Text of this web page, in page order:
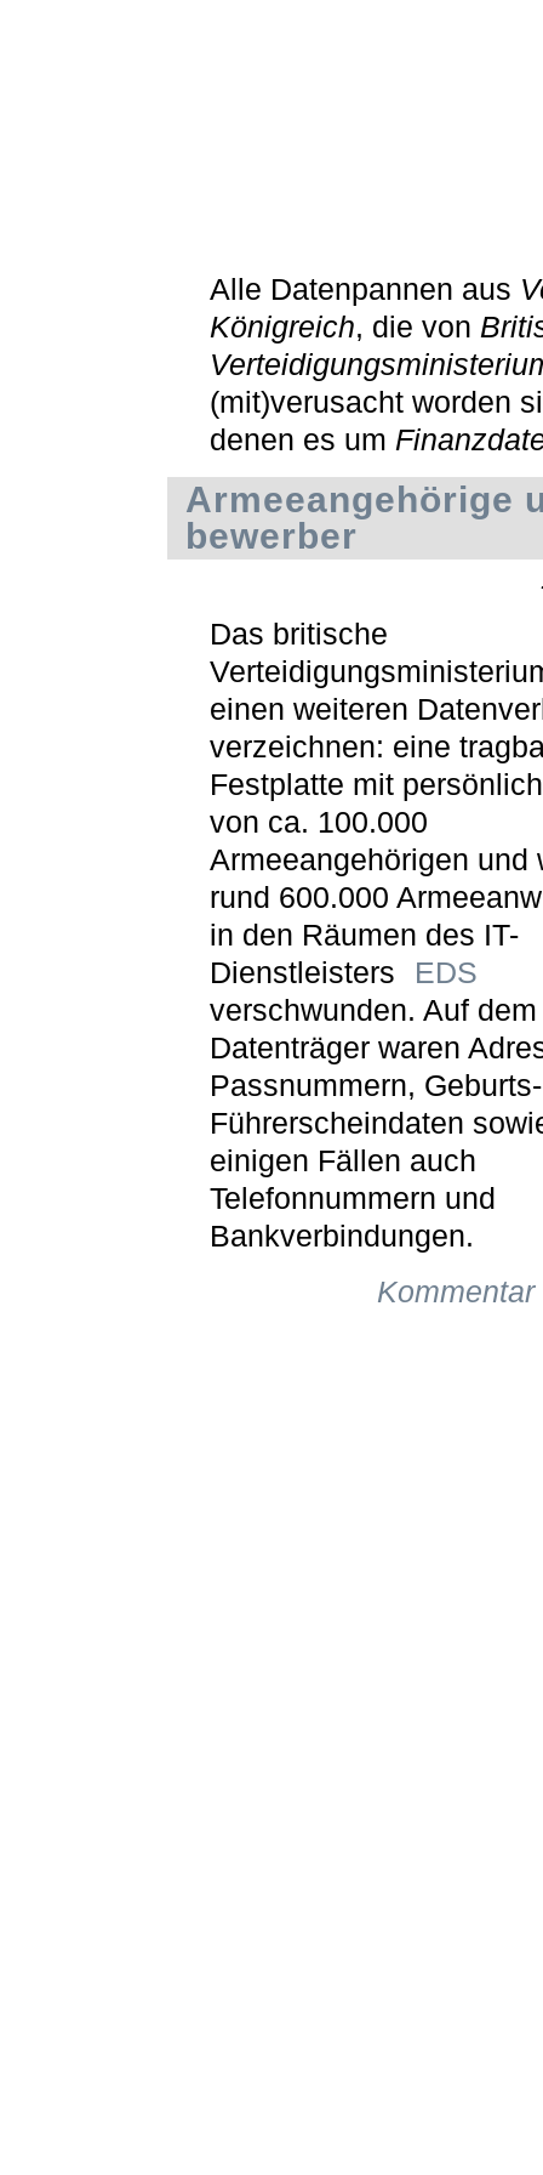
Alle Datenpannen aus
Königreich, die von
(mit)verusacht worden
denen es um
Armeeangehörige
bewerber
Das britische
einen weiteren
verzeichnen: eine
Festplatte mit
von ca. 100.000
Armeeangehörigen und
rund 600.000
in den Räumen des IT-
Dienstleisters
EDS
verschwunden. Auf dem
Datenträger waren
Passnummern,
Führerscheindaten
einigen Fällen auch
Telefonnummern und
Bankverbindungen.